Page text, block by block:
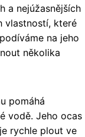
a nejúžasnějších
vlastností, které
na jeho
několika
pomáhá
vodě. Jeho ocas
rychle plout ve